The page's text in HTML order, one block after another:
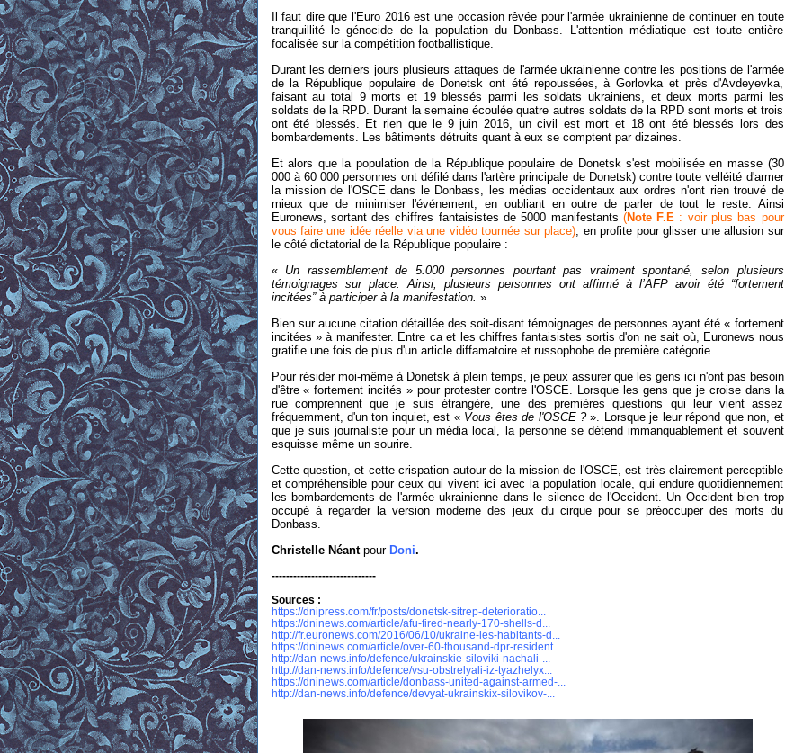
Il faut dire que l'Euro 2016 est une occasion rêvée pour l'armée ukrainienne de continuer en toute
tranquillité le génocide de la population du Donbass. L'attention médiatique est toute entière
focalisée sur la compétition footballistique.
Durant les derniers jours plusieurs attaques de l'armée ukrainienne contre les positions de l'armée
de la République populaire de Donetsk ont été repoussées, à Gorlovka et près d'Avdeyevka,
faisant au total 9 morts et 19 blessés parmi les soldats ukrainiens, et deux morts parmi les
soldats de la RPD. Durant la semaine écoulée quatre autres soldats de la RPD sont morts et trois
ont été blessés. Et rien que le 9 juin 2016, un civil est mort et 18 ont été blessés lors des
bombardements. Les bâtiments détruits quant à eux se comptent par dizaines.
Et alors que la population de la République populaire de Donetsk s'est mobilisée en masse (30
000 à 60 000 personnes ont défilé dans l'artère principale de Donetsk) contre toute velléité d'armer
la mission de l'OSCE dans le Donbass, les médias occidentaux aux ordres n'ont rien trouvé de
mieux que de minimiser l'événement, en oubliant en outre de parler de tout le reste. Ainsi
Euronews, sortant des chiffres fantaisistes de 5000 manifestants (Note F.E : voir plus bas pour
vous faire une idée réelle via une vidéo tournée sur place), en profite pour glisser une allusion sur
le côté dictatorial de la République populaire :
« Un rassemblement de 5.000 personnes pourtant pas vraiment spontané, selon plusieurs
témoignages sur place. Ainsi, plusieurs personnes ont affirmé à l’AFP avoir été “fortement
incitées” à participer à la manifestation. »
Bien sur aucune citation détaillée des soit-disant témoignages de personnes ayant été « fortement
incitées » à manifester. Entre ca et les chiffres fantaisistes sortis d'on ne sait où, Euronews nous
gratifie une fois de plus d'un article diffamatoire et russophobe de première catégorie.
Pour résider moi-même à Donetsk à plein temps, je peux assurer que les gens ici n'ont pas besoin
d'être « fortement incités » pour protester contre l'OSCE. Lorsque les gens que je croise dans la
rue comprennent que je suis étrangère, une des premières questions qui leur vient assez
fréquemment, d'un ton inquiet, est « Vous êtes de l'OSCE ?». Lorsque je leur répond que non, et
que je suis journaliste pour un média local, la personne se détend immanquablement et souvent
esquisse même un sourire.
Cette question, et cette crispation autour de la mission de l'OSCE, est très clairement perceptible
et compréhensible pour ceux qui vivent ici avec la population locale, qui endure quotidiennement
les bombardements de l'armée ukrainienne dans le silence de l'Occident. Un Occident bien trop
occupé à regarder la version moderne des jeux du cirque pour se préoccuper des morts du
Donbass.
Christelle Néant pour Doni.
-----------------------------
Sources :
https://dnipress.com/fr/posts/donetsk-sitrep-deterioratio...
https://dninews.com/article/afu-fired-nearly-170-shells-d...
http://fr.euronews.com/2016/06/10/ukraine-les-habitants-d...
https://dninews.com/article/over-60-thousand-dpr-resident...
http://dan-news.info/defence/ukrainskie-siloviki-nachali-...
http://dan-news.info/defence/vsu-obstrelyali-iz-tyazhelyx...
https://dninews.com/article/donbass-united-against-armed-...
http://dan-news.info/defence/devyat-ukrainskix-silovikov-...